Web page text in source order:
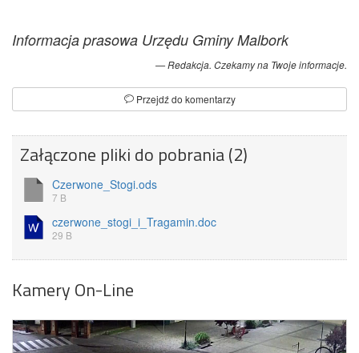
Informacja prasowa Urzędu Gminy Malbork
Redakcja. Czekamy na Twoje informacje.
Przejdź do komentarzy
Załączone pliki do pobrania (2)
Czerwone_Stogi.ods
7 B
czerwone_stogi_i_Tragamin.doc
29 B
Kamery On-Line